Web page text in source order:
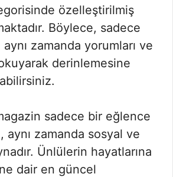
özelleştirilmiş
Böylece, sadece
zamanda yorumları ve
derinlemesine
sadece bir eğlence
aynı zamanda sosyal ve
Ünlülerin hayatlarına
dair en güncel